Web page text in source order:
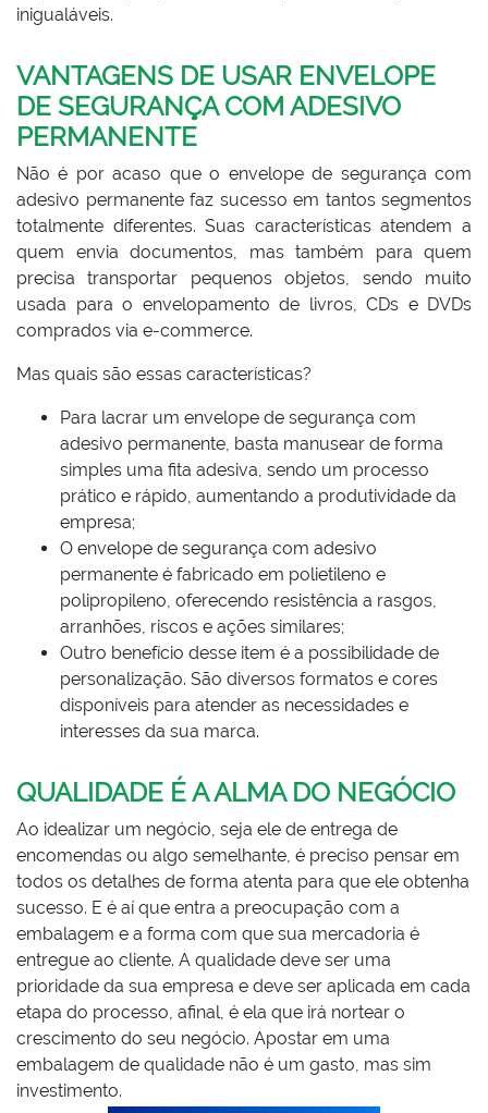
inigualáveis.
VANTAGENS DE USAR ENVELOPE
DE SEGURANÇA COM ADESIVO
PERMANENTE
Não é por acaso que o envelope de segurança com
adesivo permanente faz sucesso em tantos segmentos
totalmente diferentes. Suas características atendem a
quem envia documentos, mas também para quem
precisa transportar pequenos objetos, sendo muito
usada para o envelopamento de livros, CDs e DVDs
comprados via e-commerce.
Mas quais são essas características?
Para lacrar um envelope de segurança com
adesivo permanente, basta manusear de forma
simples uma fita adesiva, sendo um processo
prático e rápido, aumentando a produtividade da
empresa;
O envelope de segurança com adesivo
permanente é fabricado em polietileno e
polipropileno, oferecendo resistência a rasgos,
arranhões, riscos e ações similares;
Outro benefício desse item é a possibilidade de
personalização. São diversos formatos e cores
disponíveis para atender as necessidades e
interesses da sua marca.
QUALIDADE É A ALMA DO NEGÓCIO
Ao idealizar um negócio, seja ele de entrega de
encomendas ou algo semelhante, é preciso pensar em
todos os detalhes de forma atenta para que ele obtenha
sucesso. E é aí que entra a preocupação com a
embalagem e a forma com que sua mercadoria é
entregue ao cliente. A qualidade deve ser uma
prioridade da sua empresa e deve ser aplicada em cada
etapa do processo, afinal, é ela que irá nortear o
crescimento do seu negócio. Apostar em uma
embalagem de qualidade não é um gasto, mas sim
investimento.